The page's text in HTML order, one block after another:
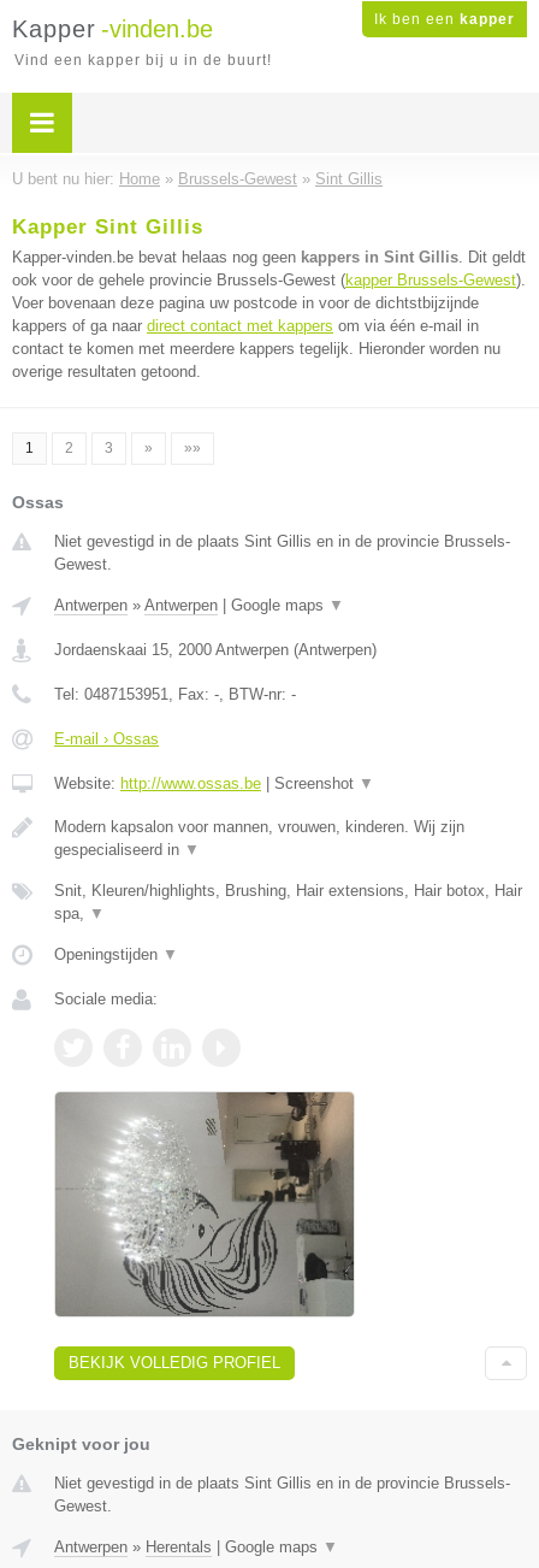
Ik ben een kapper
Kapper -vinden.be
Vind een kapper bij u in de buurt!
U bent nu hier: Home » Brussels-Gewest » Sint Gillis
Kapper Sint Gillis
Kapper-vinden.be bevat helaas nog geen kappers in Sint Gillis. Dit geldt
ook voor de gehele provincie Brussels-Gewest (kapper Brussels-Gewest).
Voer bovenaan deze pagina uw postcode in voor de dichtstbijzijnde
kappers of ga naar direct contact met kappers om via één e-mail in
contact te komen met meerdere kappers tegelijk. Hieronder worden nu
overige resultaten getoond.
1 2 3 » »»
Ossas
Niet gevestigd in de plaats Sint Gillis en in de provincie Brussels-
Gewest.
Antwerpen » Antwerpen Google maps ▼
Jordaenskaai 15, 2000 Antwerpen (Antwerpen)
Tel: 0487153951, Fax: -, BTW-nr: -
E-mail › Ossas
Website: http://www.ossas.be Screenshot ▼
Modern kapsalon voor mannen, vrouwen, kinderen. Wij zijn
gespecialiseerd in ▼
Snit, Kleuren/highlights, Brushing, Hair extensions, Hair botox, Hair
spa, ▼
Openingstijden ▼
Sociale media:
BEKIJK VOLLEDIG PROFIEL
Geknipt voor jou
Niet gevestigd in de plaats Sint Gillis en in de provincie Brussels-
Gewest.
Antwerpen » Herentals | Google maps ▼